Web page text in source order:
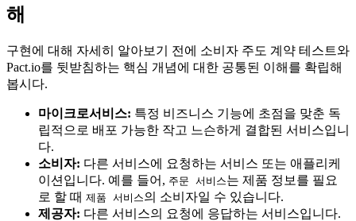
해
구현에 대해 자세히 알아보기 전에 소비자 주도 계약 테스트와
Pact.io를 뒷받침하는 핵심 개념에 대한 공통된 이해를 확립해
봅시다.
마이크로서비스: 특정 비즈니스 기능에 초점을 맞춘 독
립적으로 배포 가능한 작고 느슨하게 결합된 서비스입니
다.
소비자: 다른 서비스에 요청하는 서비스 또는 애플리케
이션입니다. 예를 들어, 주문 서비스는 제품 정보를 필요
로 할 때 제품 서비스의 소비자일 수 있습니다.
제공자: 다른 서비스의 요청에 응답하는 서비스입니다.